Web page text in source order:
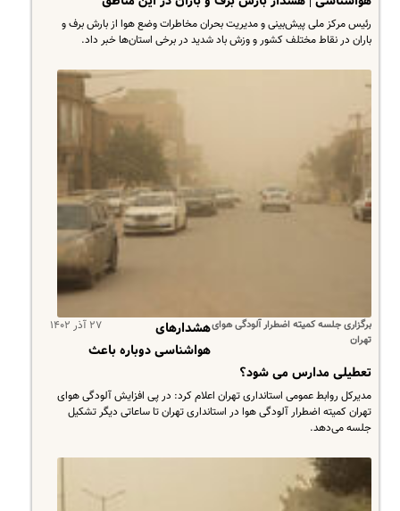
​رئیس مرکز ملی پیش‌بینی و مدیریت بحران مخاطرات وضع هوا از بارش برف و
باران در نقاط مختلف کشور و وزش باد شدید در برخی استان‌ها خبر داد.
برگزاری جلسه کمیته اضطرار آلودگی هوای
تهران
۲۷ آذر ۱۴۰۲
هشدارهای
هواشناسی دوباره باعث
تعطیلی مدارس می شود؟
​مدیرکل روابط عمومی استانداری تهران اعلام کرد: در پی افزایش آلودگی هوای
تهران کمیته اضطرار آلودگی هوا در استانداری تهران تا ساعاتی دیگر تشکیل
جلسه می‌دهد.